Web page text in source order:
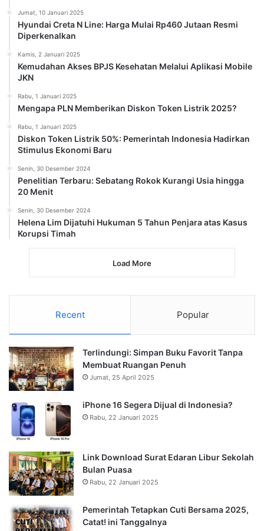
Jumat, 10 Januari 2025
Hyundai Creta N Line: Harga Mulai Rp460 Jutaan Resmi
Diperkenalkan
Kamis, 2 Januari 2025
Kemudahan Akses BPJS Kesehatan Melalui Aplikasi Mobile
JKN
Rabu, 1 Januari 2025
Mengapa PLN Memberikan Diskon Token Listrik 2025?
Rabu, 1 Januari 2025
Diskon Token Listrik 50%: Pemerintah Indonesia Hadirkan
Stimulus Ekonomi Baru
Senin, 30 Desember 2024
Penelitian Terbaru: Sebatang Rokok Kurangi Usia hingga
20 Menit
Senin, 30 Desember 2024
Helena Lim Dijatuhi Hukuman 5 Tahun Penjara atas Kasus
Korupsi Timah
Load More
Recent Popular
Terlindungi: Simpan Buku Favorit Tanpa
Membuat Ruangan Penuh
Jumat, 25 April 2025
iPhone 16 Segera Dijual di Indonesia?
Rabu, 22 Januari 2025
Link Download Surat Edaran Libur Sekolah
Bulan Puasa
Rabu, 22 Januari 2025
Pemerintah Tetapkan Cuti Bersama 2025,
Catat! ini Tanggalnya